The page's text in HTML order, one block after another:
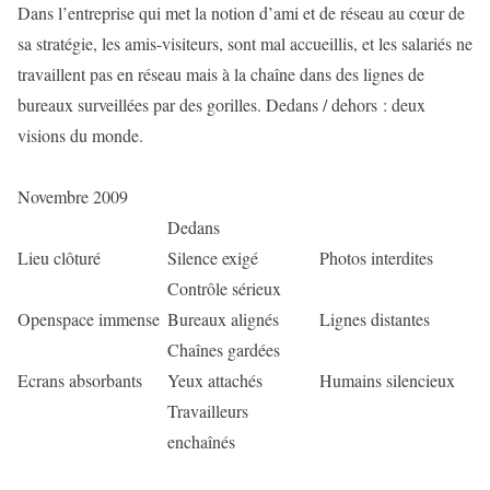
Dans l’entreprise qui met la notion d’ami et de réseau au cœur de
sa stratégie, les amis-visiteurs, sont mal accueillis, et les salariés ne
travaillent pas en réseau mais à la chaîne dans des lignes de
bureaux surveillées par des gorilles. Dedans / dehors : deux
visions du monde.
Novembre 2009
Dedans
Lieu clôturé
Silence exigé
Photos interdites
Contrôle sérieux
Openspace immense Bureaux alignés
Lignes distantes
Chaînes gardées
Ecrans absorbants
Yeux attachés
Humains silencieux
Travailleurs
enchaînés